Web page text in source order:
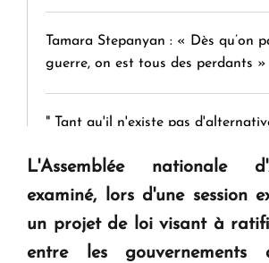
Tamara Stepanyan : « Dès qu’on
guerre, on est tous des perdants »
" Tant qu'il n'existe pas
KASA : 30 ans d'audace, de
en Arménie
L'Assemblée nationale
examiné, lors d'une session
un projet de loi visant à
entre les gouvernements